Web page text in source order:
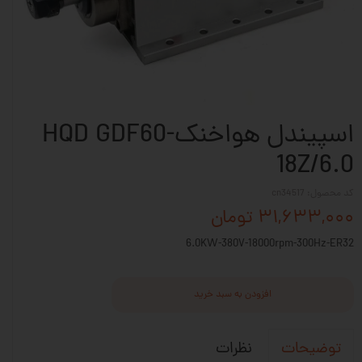
اسپیندل هواخنکHQD GDF60-
18Z/6.0
۳۱,۶۳۳,۰۰۰ تومان
6.0KW-380V-18000rpm-300Hz-ER32
افزودن به سبد خرید
توضیحات نظرات